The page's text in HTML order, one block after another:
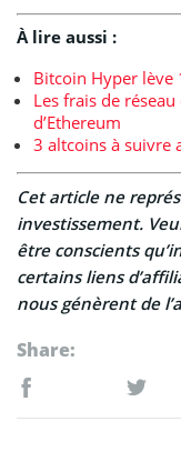
À lire aussi :
Bitcoin Hyper lève
Les frais de réseau
d’Ethereum
3 altcoins à suivre
Cet article ne
investissement.
être conscients
certains liens
nous génèrent de
Share: